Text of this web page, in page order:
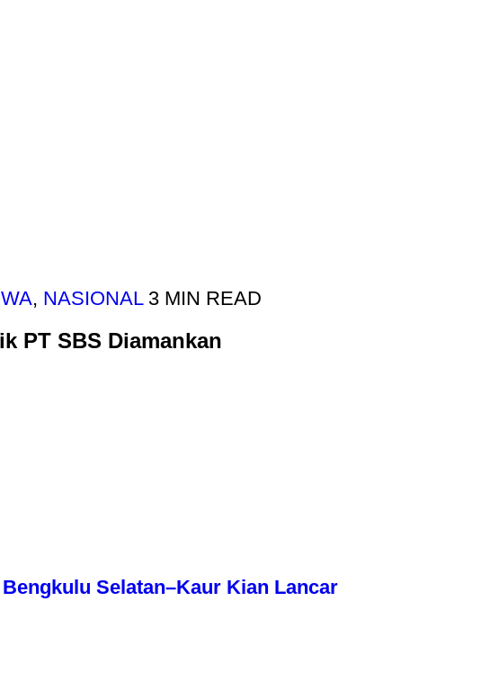
, NASIONAL 3 MIN READ
PT SBS Diamankan
Selatan–Kaur Kian Lancar